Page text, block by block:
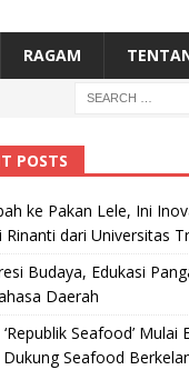
RAGAM
POSTS
ke Pakan Lele, Ini
Rinanti dari Universitas
Budaya, Edukasi
Daerah
Seafood’ Mulai
Dukung Seafood